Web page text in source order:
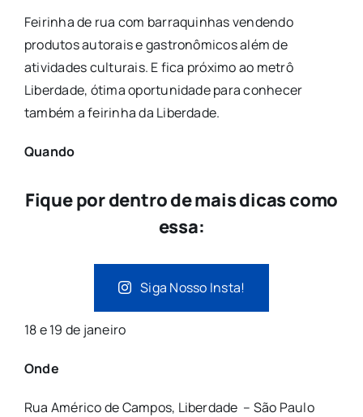
Feirinha de rua com barraquinhas vendendo
produtos autorais e gastronômicos além de
atividades culturais. E fica próximo ao metrô
Liberdade, ótima oportunidade para conhecer
também a feirinha da Liberdade.
Quando
Fique por dentro de mais dicas como
essa:
Siga Nosso Insta!
18 e 19 de janeiro
Onde
Rua Américo de Campos, Liberdade – São Paulo